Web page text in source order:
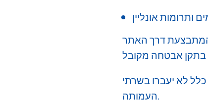
ותרומות אונליין
המתבצעת דרך האתר
לא יעברו בשרתי
העמותה.